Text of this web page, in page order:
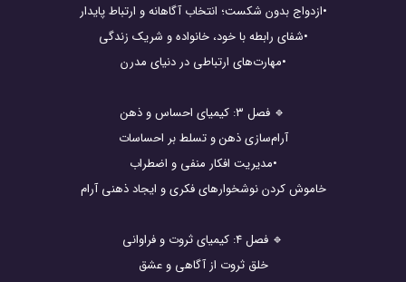
•ازدواج بدون شکست؛ انتخاب آگاهانه و ارتباط پایدار
•شفای رابطه با خود، خانواده و شریک زندگی
•مهارت‌های ارتباطی در دنیای مدرن
🔹 فصل ۳: کیمیای احساس و ذهن
آرام‌سازی ذهن و تسلط بر احساسات
•مدیریت افکار منفی و اضطراب
خاموش کردن نوشخوارهای فکری و ایجاد ذهنی آرام
🔹 فصل ۴: کیمیای ثروت و فراوانی
خلق ثروت از آگاهی و عشق